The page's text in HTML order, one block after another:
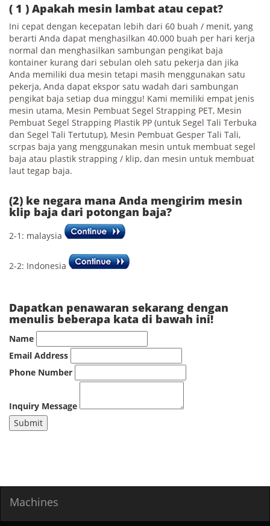
( 1 ) Apakah mesin lambat atau cepat?
Ini cepat dengan kecepatan lebih dari 60 buah / menit, yang
berarti Anda dapat menghasilkan 40.000 buah per hari kerja
normal dan menghasilkan sambungan pengikat baja
kontainer kurang dari sebulan oleh satu pekerja dan jika
Anda memiliki dua mesin tetapi masih menggunakan satu
pekerja, Anda dapat ekspor satu wadah dari sambungan
pengikat baja setiap dua minggu! Kami memiliki empat jenis
mesin utama, Mesin Pembuat Segel Strapping PET, Mesin
Pembuat Segel Strapping Plastik PP (untuk Segel Tali Terbuka
dan Segel Tali Tertutup), Mesin Pembuat Gesper Tali Tali,
scrpas baja yang menggunakan mesin untuk membuat segel
baja atau plastik strapping / klip, dan mesin untuk membuat
laut tegap baja.
(2) ke negara mana Anda mengirim mesin
klip baja dari potongan baja?
2-1: malaysia
2-2: Indonesia
Dapatkan penawaran sekarang dengan
menulis beberapa kata di bawah ini!
Name
Email Address
Phone Number
Inquiry Message
Submit
Machines